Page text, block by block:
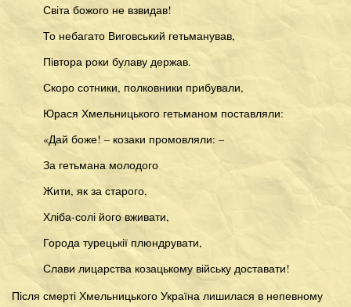
Світа божого не взвидав!
То небагато Виговський гетьманував,
Півтора роки булаву держав.
Скоро сотники, полковники прибували,
Юрася Хмельницького гетьманом поставляли:
«Дай боже! – козаки промовляли: –
За гетьмана молодого
Жити, як за старого,
Хліба-солі його вживати,
Города турецькії плюндрувати,
Слави лицарства козацькому війську доставати!
Після смерті Хмельницького Україна лишилася в непевному